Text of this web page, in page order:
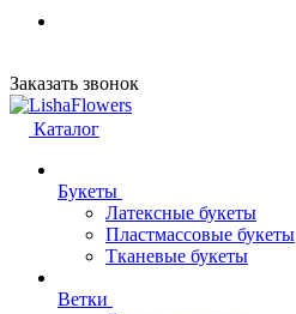
Заказать звонок
Каталог
Букеты
Латексные букеты
Пластмассовые букеты
Тканевые букеты
Ветки